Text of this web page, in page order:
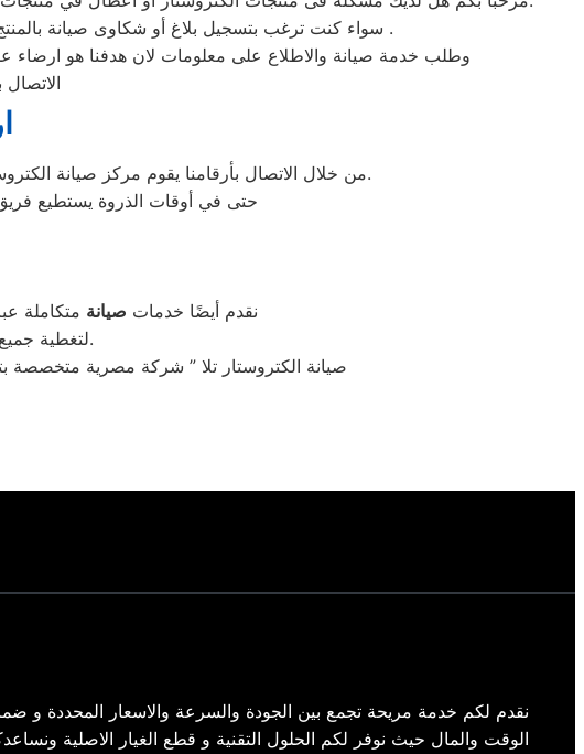
سواء كنت ترغب بتسجيل بلاغ أو شكاوى صيانة بالمنتج الخاص بك أو التواصل مع أحد ممثلي خدمة العملاء أو طلب خدمة صيانة الخاصة بمنتجات الكتروستار .
وطلب خدمة صيانة والاطلاع على معلومات لان هدفنا هو ارضاء
من خلال الاتصال بأرقامنا يقوم مركز صيانة الكتروستار بتوحيد كل الخدمات في مكان واحد وفي أسرع وقت كخدمات مابعد البيع والمبيعات والشكاوي.
حتى في أوقات الذروة يستطيع فريق
نقدم أيضًا خدمات صيانة متكاملة
لتغطية جميع الماركات، مع ضمان حلول احترافية وسريعة لكل الأعطال.
صيانة الكتروستار تلا ” شركة مصرية متخصصة
نقدم لكم خدمة مريحة تجمع بين الجودة والسرعة والاسعار المحددة و
الوقت والمال حيث نوفر لكم الحلول التقنية و قطع الغيار الاصلية